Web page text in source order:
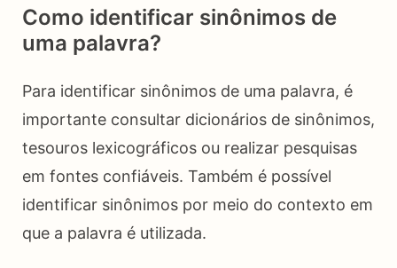
Como identificar sinônimos de
uma palavra?
Para identificar sinônimos de uma palavra, é
importante consultar dicionários de sinônimos,
tesouros lexicográficos ou realizar pesquisas
em fontes confiáveis. Também é possível
identificar sinônimos por meio do contexto em
que a palavra é utilizada.